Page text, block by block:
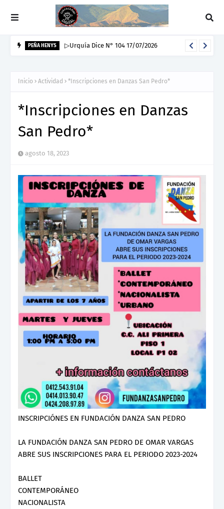
PEÑA HENYS ▷Urquía Dice N° 103 10/07/2026
Inicio Actividad *Inscripciones en Danzas San Pedro*
*Inscripciones en Danzas
San Pedro*
agosto 18, 2023
INSCRIPCIÓNES EN FUNDACIÓN DANZA SAN PEDRO
LA FUNDACIÓN DANZA SAN PEDRO DE OMAR VARGAS
ABRE SUS INSCRIPCIONES PARA EL PERIODO 2023-2024
BALLET
CONTEMPORÁNEO
NACIONALISTA